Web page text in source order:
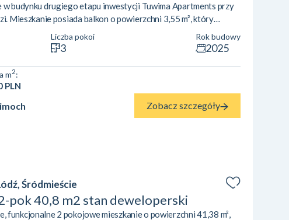
w budynku drugiego etapu inwestycji Tuwima Apartments przy
Mieszkanie posiada balkon o powierzchni 3,55 m², który
Cena wynosi 603 266 zł (10 700 zł/m²). Najważniejsze
układ pomieszczeń: przestronny salon z aneksem
Liczba pokoi
3
Rok budowy
2025
m2:
PLN
Zobacz szczegóły
Śródmieście
pok 40,8 m2 stan deweloperski
funkcjonalne 2 pokojowe mieszkanie o powierzchni 41,38 m²,